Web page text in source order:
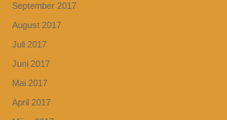
September 2017
August 2017
Juli 2017
Juni 2017
Mai 2017
April 2017